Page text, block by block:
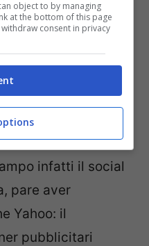
utenti, Facebook
circa 4,27 miliardi
anno e 3,8
dalla
infatti il social
pare aver
Yahoo: il
pubblicitari
object to by managing
at the bottom of this page
consent in privacy